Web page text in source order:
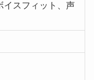
イスフィット、声